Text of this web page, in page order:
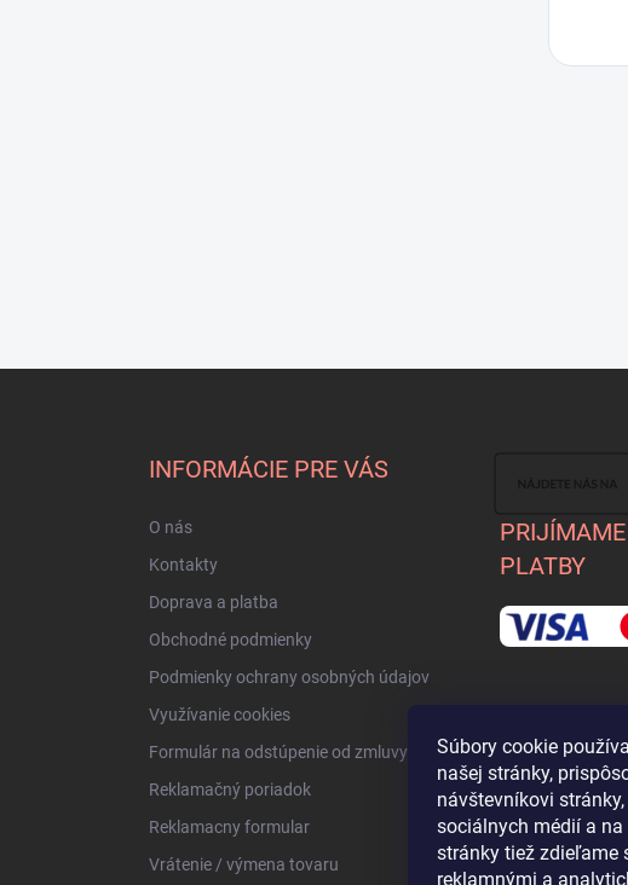
Súbory cookie
našej stránky,
návštevníkovi
sociálnych médií a
stránky tiež zdieľame
reklamnými a
INFORMÁCIE PRE VÁS
O nás
Kontakty
Doprava a platba
Obchodné podmienky
Podmienky ochrany osobných údajov
Využívanie cookies
Formulár na odstúpenie od zmluvy
Reklamačný poriadok
Reklamacny formular
Vrátenie / výmena tovaru
PLATBY